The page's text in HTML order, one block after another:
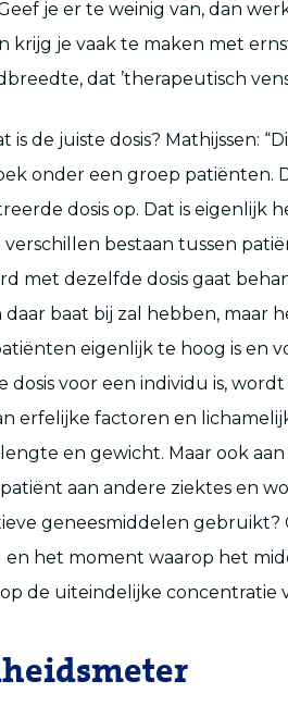
je er te weinig van, dan
krijg je vaak te maken met
dat ’therapeutisch
is de juiste dosis? Mathijssen:
onder een groep patiënten.
dosis op. Dat is eigenlijk
bestaan tussen
met dezelfde dosis gaat
daar baat bij zal hebben, maar
eigenlijk te hoog is en
dosis voor een individu is,
erfelijke factoren en
lengte en gewicht. Maar ook
aan andere ziektes en
geneesmiddelen gebruikt?
en het moment waarop het
de uiteindelijke concentratie